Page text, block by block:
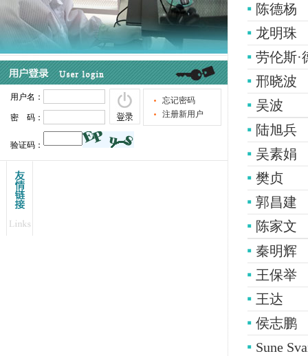
陈德杨
龙明珠
劳伦斯·
邢晓波
吴波
陆旭兵
吴素娟
樊贞
郭昌建
陈家文
秦明辉
王保举
王达
侯志鹏
Sune